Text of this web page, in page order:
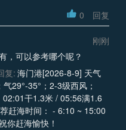
0 回复
刚刚
，可以参考哪个呢？
复: 海门港[2026-8-9] 天气
29°-35°；2-3级西风；
干1.3米 / 05:56满1.6
赶海时间： - 6:10 ~ 15:00
你赶海愉快！